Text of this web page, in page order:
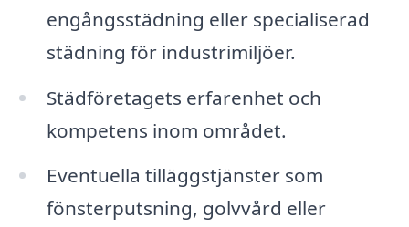
engångsstädning eller specialiserad
städning för industrimiljöer.
Städföretagets erfarenhet och
kompetens inom området.
Eventuella tilläggstjänster som
fönsterputsning, golvvård eller